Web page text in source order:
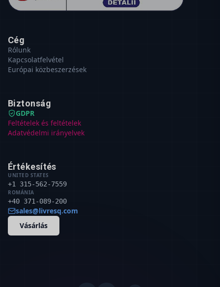
Cég
Rólunk
Kapcsolatfelvétel
Európai közbeszerzések
Biztonság
GDPR
Feltételek és feltételek
Adatvédelmi irányelvek
Értékesítés
UNITED STATES
+1 315-562-7559
ROMÁNIA
+40 371-089-200
sales@livresq.com
Vásárlás